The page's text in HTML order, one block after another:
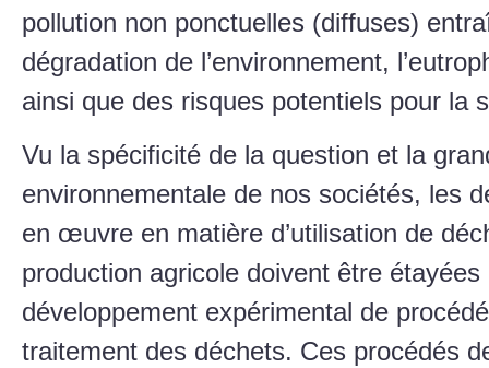
pollution non ponctuelles (diffuses)
dégradation de l’environnement,
ainsi que des risques potentiels pour la
Vu la spécificité de la question et la
environnementale de nos sociétés, les
en œuvre en matière d’utilisation de
production agricole doivent être
développement expérimental de
traitement des déchets. Ces procédés